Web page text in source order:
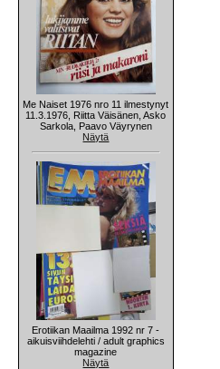
Me Naiset 1976 nro 11 ilmestynyt
11.3.1976, Riitta Väisänen, Asko
Sarkola, Paavo Väyrynen
Näytä
Erotiikan Maailma 1992 nr 7 -
aikuisviihdelehti / adult graphics
magazine
Näytä